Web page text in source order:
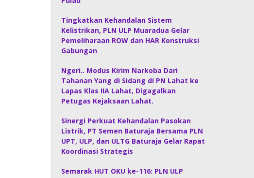
Tingkatkan Kehandalan Sistem
Kelistrikan, PLN ULP Muaradua Gelar
Pemeliharaan ROW dan HAR Konstruksi
Gabungan
Ngeri.. Modus Kirim Narkoba Dari
Tahanan Yang di Sidang di PN Lahat ke
Lapas Klas IIA Lahat, Digagalkan
Petugas Kejaksaan Lahat.
Sinergi Perkuat Kehandalan Pasokan
Listrik, PT Semen Baturaja Bersama PLN
UPT, ULP, dan ULTG Baturaja Gelar Rapat
Koordinasi Strategis
Semarak HUT OKU ke-116: PLN ULP